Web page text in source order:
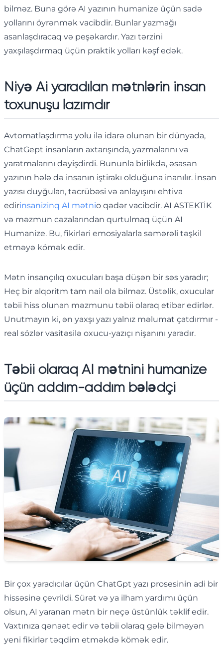
bilməz. Buna görə AI yazının humanize üçün sadə
yollarını öyrənmək vacibdir. Bunlar yazmağı
asanlaşdıracaq və peşəkardır. Yazı tərzini
yaxşılaşdırmaq üçün praktik yolları kəşf edək.
Niyə Ai yaradılan mətnlərin insan
toxunuşu lazımdır
Avtomatlaşdırma yolu ilə idarə olunan bir dünyada,
ChatGept insanların axtarışında, yazmalarını və
yaratmalarını dəyişdirdi. Bununla birlikdə, əsasən
yazının hələ də insanın iştirakı olduğuna inanılır. İnsan
yazısı duyğuları, təcrübəsi və anlayışını ehtiva
edirinsanizinq AI mətnio qədər vacibdir. AI ASTEKTİK
və məzmun cəzalarından qurtulmaq üçün AI
Humanize. Bu, fikirləri emosiyalarla səmərəli təşkil
etməyə kömək edir.
Mətn insançılıq oxucuları başa düşən bir səs yaradır;
Heç bir alqoritm tam nail ola bilməz. Üstəlik, oxucular
təbii hiss olunan məzmunu təbii olaraq etibar edirlər.
Unutmayın ki, ən yaxşı yazı yalnız məlumat çatdırmır -
real sözlər vasitəsilə oxucu-yazıçı nişanını yaradır.
Təbii olaraq AI mətnini humanize
üçün addım-addım bələdçi
Bir çox yaradıcılar üçün ChatGpt yazı prosesinin adi bir
hissəsinə çevrildi. Sürət və ya ilham yardımı üçün
olsun, AI yaranan mətn bir neçə üstünlük təklif edir.
Vaxtınıza qənaət edir və təbii olaraq gələ bilməyən
yeni fikirlər təqdim etməkdə kömək edir.